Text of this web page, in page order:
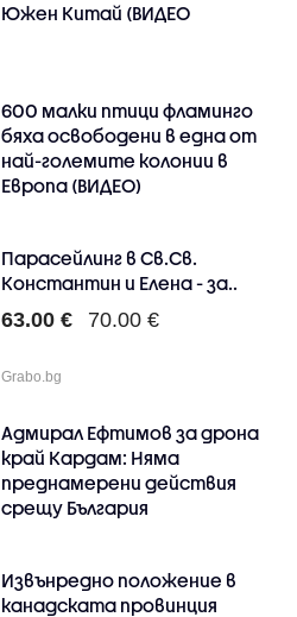
Южен Китай (ВИДЕО
600 малки птици фламинго
бяха освободени в една от
най-големите колонии в
Европа (ВИДЕО)
Парасейлинг в Св.Св.
Константин и Елена - за..
63.00 € 70.00 €
Grabo.bg
Адмирал Ефтимов за дрона
край Кардам: Няма
преднамерени действия
срещу България
Извънредно положение в
канадската провинция